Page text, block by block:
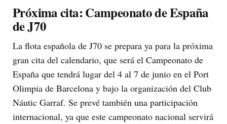
Próxima cita: Campeonato de España
de J70
La flota española de J70 se prepara ya para la próxima
gran cita del calendario, que será el Campeonato de
España que tendrá lugar del 4 al 7 de junio en el Port
Olimpia de Barcelona y bajo la organización del Club
Náutic Garraf. Se prevé también una participación
internacional, ya que este campeonato nacional servirá